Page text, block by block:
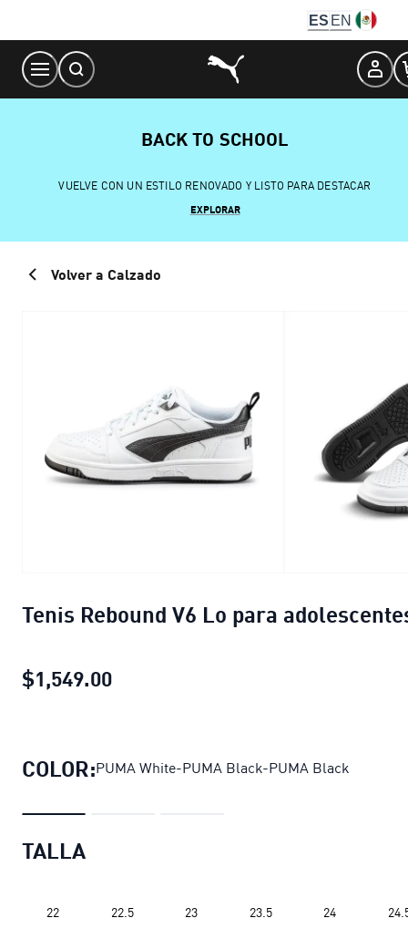
Content
ES EN
BACK TO SCHOOL
VUELVE CON UN ESTILO RENOVADO Y LISTO PARA DESTACAR
EXPLORAR
Volver a Calzado
Tenis Rebound V6 Lo para
$1,549.00
COLOR:PUMA White-PUMA Black-PUMA Black
TALLA
22 22.5 23 23.5 24